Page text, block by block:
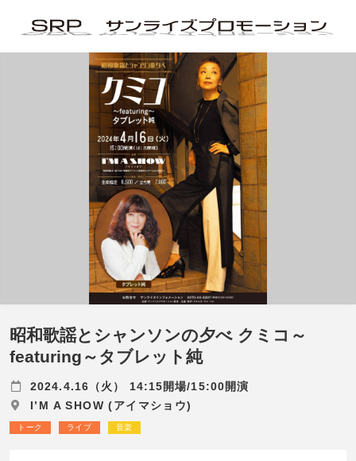
昭和歌謡とシャンソンの夕べ クミコ～
featuring～タブレット純
2024.4.16（火） 14:15開場/15:00開演
I’M A SHOW (アイマショウ)
トーク ライブ 音楽